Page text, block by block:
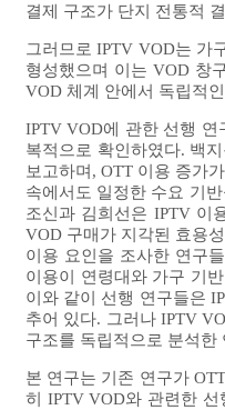
결제 구조가 단지 전통적
그러므로 IPTV VOD는 가
형성했으며 이는 VOD 창
VOD 체계 안에서 독립적
IPTV VOD에 관한 선행
복적으로 확인하였다. 백
보고하며, OTT 이용 증가
속에서도 일정한 수요 기
조신과 김희선은 IPTV 이
VOD 구매가 지각된 효용
이용 요인을 조사한 연구
이용이 연령대와 가구 기
이와 같이 선행 연구들은
추어 있다. 그러나 IPTV
구조를 독립적으로 분석한
본 연구는 기존 연구가
히 IPTV VOD와 관련한